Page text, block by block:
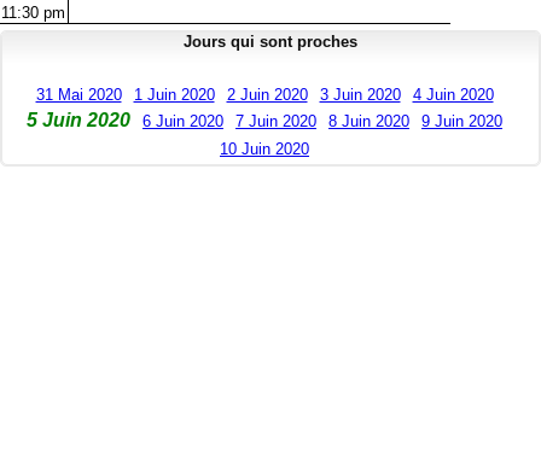
11:30 pm
Jours qui sont proches
31 Mai 2020 1 Juin 2020 2 Juin 2020 3 Juin 2020 4 Juin 2020
5 Juin 2020 6 Juin 2020 7 Juin 2020 8 Juin 2020
9 Juin 2020
10 Juin 2020